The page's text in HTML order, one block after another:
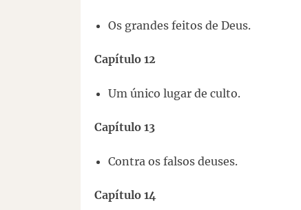
Os grandes feitos de Deus.
Capítulo 12
Um único lugar de culto.
Capítulo 13
Contra os falsos deuses.
Capítulo 14